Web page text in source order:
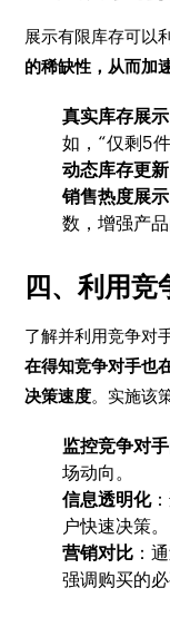
展示有限库存可以
的稀缺性，从而加
真实库存展示
如，“仅剩5件
动态库存更新
销售热度展示
数，增强产品
四、利用竞
了解并利用竞争对
在得知竞争对手也
决策速度。实施该
监控竞争对
场动向。
信息透明化
户快速决策。
营销对比 ：
强调购买的